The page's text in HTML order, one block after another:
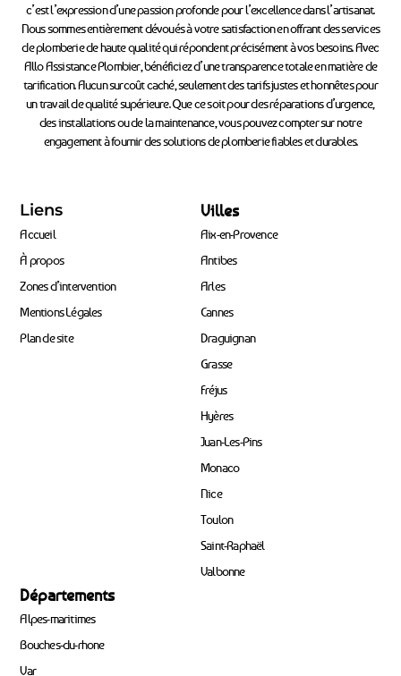
c’est l’expression d’une passion profonde pour l’excellence dans l’artisanat.
Nous sommes entièrement dévoués à votre satisfaction en offrant des services
de plomberie de haute qualité qui répondent précisément à vos besoins. Avec
Allo Assistance Plombier, bénéficiez d’une transparence totale en matière de
tarification. Aucun surcoût caché, seulement des tarifs justes et honnêtes pour
un travail de qualité supérieure. Que ce soit pour des réparations d’urgence,
des installations ou de la maintenance, vous pouvez compter sur notre
engagement à fournir des solutions de plomberie fiables et durables.
Liens
Accueil
À propos
Zones d’intervention
Mentions Légales
Plan de site
Villes
Aix-en-Provence
Antibes
Arles
Cannes
Draguignan
Grasse
Fréjus
Hyères
Juan-Les-Pins
Monaco
Nice
Toulon
Saint-Raphaël
Valbonne
Départements
Alpes-maritimes
Bouches-du-rhone
Var